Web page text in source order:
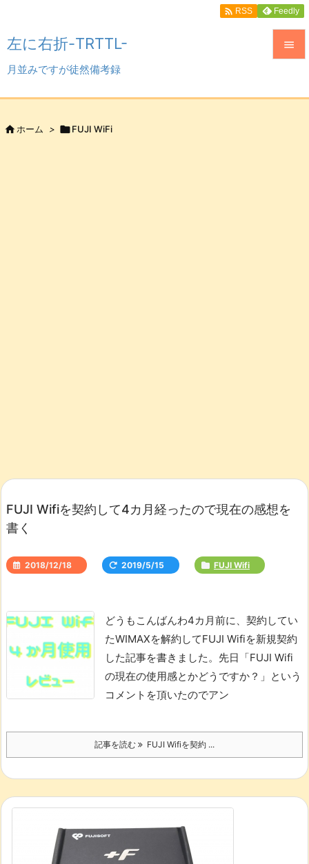
左に右折-TRTTL-
月並みですが徒然備考録

 RSS Feedly
ホーム > FUJI WiFi
FUJI Wifiを契約して4カ月経ったので現在の感想を
書く
2018/12/18 2019/5/15 FUJI Wifi
どうもこんばんわ4カ月前に、契約してい
たWIMAXを解約してFUJI Wifiを新規契約
した記事を書きました。 先日「FUJI Wifi
の現在の使用感とかどうですか？」という
コメントを頂いたのでアン
記事を読む FUJI Wifiを契約 ...